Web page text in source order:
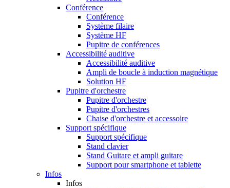
Conférence
Conférence
Système filaire
Système HF
Pupitre de conférences
Accessibilité auditive
Accessibilité auditive
Ampli de boucle à induction magnétique
Solution HF
Pupitre d'orchestre
Pupitre d'orchestre
Pupitre d'orchestres
Chaise d'orchestre et accessoire
Support spécifique
Support spécifique
Stand clavier
Stand Guitare et ampli guitare
Support pour smartphone et tablette
Infos
Infos